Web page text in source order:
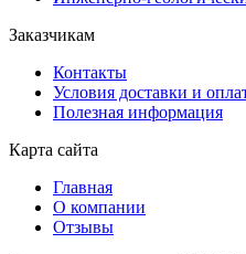
Заказчикам
Контакты
Условия доставки и
Полезная информация
Карта сайта
Главная
О компании
Отзывы